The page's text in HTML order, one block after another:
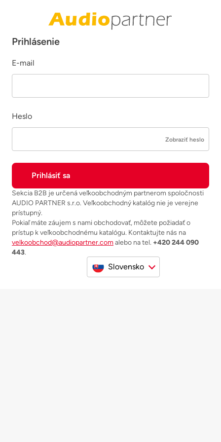
Prihlásenie
E-mail
Heslo
Zobraziť heslo
Sekcia B2B je určená veľkoobchodným partnerom spoločnosti
AUDIO PARTNER s.r.o. Veľkoobchodný katalóg nie je verejne
prístupný.
Pokiaľ máte záujem s nami obchodovať, môžete požiadať o
prístup k veľkoobchodnému katalógu. Kontaktujte nás na
velkoobchod@audiopartner.comalebo na tel. +420 244 090
443.
Slovensko